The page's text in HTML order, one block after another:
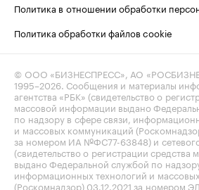
Политика в отношении обработки
Политика обработки файлов cookie
© ООО «БИЗНЕСПРЕСС», АО
1995–2026. Сообщения и материалы
агентства «РБК» (свидетельство о
массовой информации выдано
по надзору в сфере связи,
и массовых коммуникаций
за номером ИА №ФС77-63848) и
(свидетельство о регистрации
выдано Федеральной службой по
информационных технологий и
(Роскомнадзор) 03.12.2021 за номером